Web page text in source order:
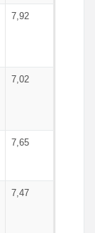
7,92
7,02
7,65
7,47